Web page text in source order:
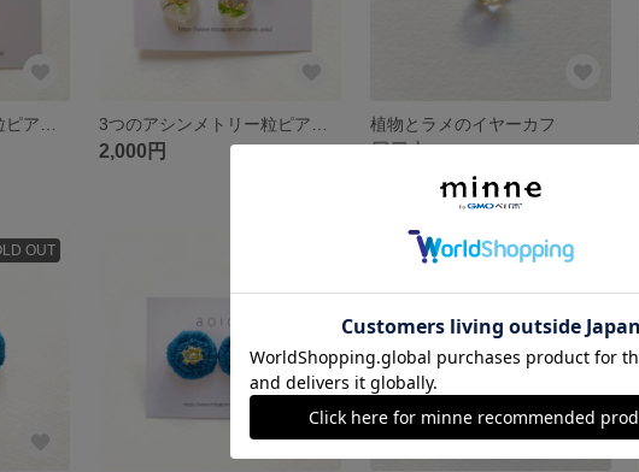
2,000円
植物とラメのイヤーカフ
展示中
OUT SOLD OUT